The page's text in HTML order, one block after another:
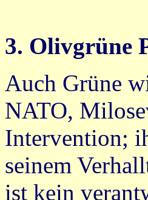
3. Olivgrüne
Auch Grüne
NATO,
Intervention;
seinem
ist kein